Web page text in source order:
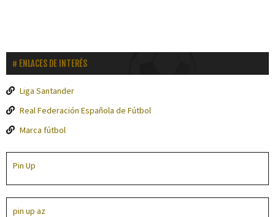
ENLACES DE INTERÉS
Liga Santander
Real Federación Española de Fútbol
Marca fútbol
Pin Up
pin up az